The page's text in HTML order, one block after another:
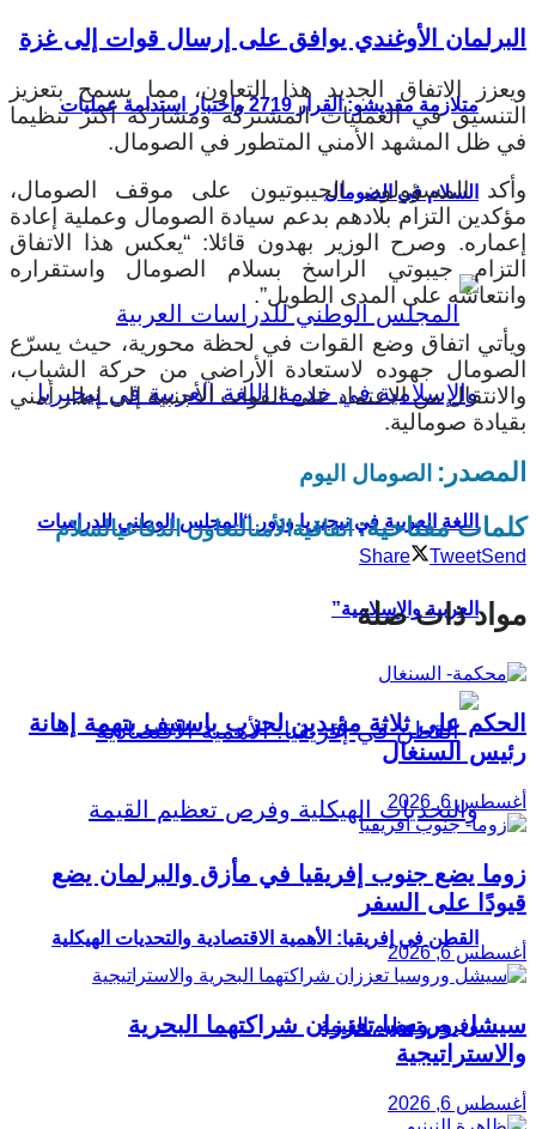
متلازمة مقديشو: القرار 2719 واختبار استدامة عمليات
السلام في الصومال
اللغة العربية في نيجيريا ودور “المجلس الوطني للدراسات
العربية والإسلامية”
القطن في إفريقيا: الأهمية الاقتصادية والتحديات الهيكلية
وفرص تعظيم القيمة
البرلمان الأوغندي يوافق على إرسال قوات إلى غزة
ويعزز الاتفاق الجديد هذا التعاون، مما يسمح بتعزيز
التنسيق في العمليات المشتركة ومشاركة أكثر تنظيما
في ظل المشهد الأمني المتطور في الصومال.
وأكد المسؤولون الجيبوتيون على موقف الصومال،
مؤكدين التزام بلادهم بدعم سيادة الصومال وعملية إعادة
إعماره. وصرح الوزير بهدون قائلا: “يعكس هذا الاتفاق
التزام جيبوتي الراسخ بسلام الصومال واستقراره
وانتعاشه على المدى الطويل”.
ويأتي اتفاق وضع القوات في لحظة محورية، حيث يسرّع
الصومال جهوده لاستعادة الأراضي من حركة الشباب،
والانتقال من الاعتماد على القوات الأجنبية إلى إطار أمني
بقيادة صومالية.
المصدر: الصومال اليوم
كلمات مفتاحية:اتفاقيةالأمنالتعاون الدفاعيالسلام
Share TweetSend
مواد ذات صلة
الحكم على ثلاثة مؤيدين لحزب باستيف بتهمة إهانة
رئيس السنغال
أغسطس 6, 2026
زوما يضع جنوب إفريقيا في مأزق والبرلمان يضع
قيودًا على السفر
أغسطس 6, 2026
سيشل وروسيا تعززان شراكتهما البحرية
والاستراتيجية
أغسطس 6, 2026